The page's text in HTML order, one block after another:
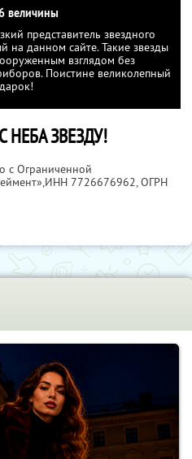
величины
представитель звездного
на данном сайте. Такие звезды
взглядом без
Поистине великолепный
НЕБА ЗВЕЗДУ!
с Ограниченной
ИНН 7726676962, ОГРН